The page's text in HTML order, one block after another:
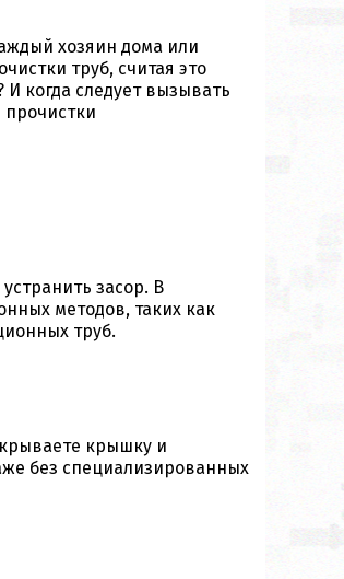
хозяин дома или
труб, считая это
когда следует вызывать
засор. В
методов, таких как
труб.
крышку и
без специализированных